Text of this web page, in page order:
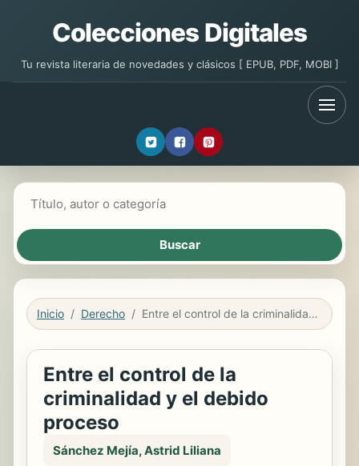
Colecciones Digitales
Tu revista literaria de novedades y clásicos [ EPUB, PDF, MOBI ]
Inicio Derecho Entre el control de la criminalidad y el debido proceso
Entre el control de la
criminalidad y el debido
proceso
Sánchez Mejía, Astrid Liliana